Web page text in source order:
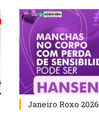
Janeiro Roxo 2026